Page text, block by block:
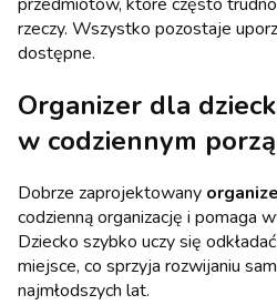
rzeczy. Wszystko pozostaje
dostępne.
Organizer dla
w codziennym
Dobrze zaprojektowany
codzienną organizację i pomaga
Dziecko szybko uczy się
miejsce, co sprzyja rozwijaniu
najmłodszych lat.